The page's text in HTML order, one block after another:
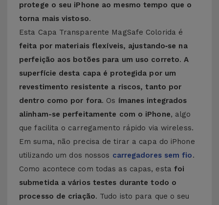
protege o seu iPhone ao mesmo tempo que o
torna mais vistoso.
Esta Capa Transparente MagSafe Colorida é
feita por materiais flexíveis, ajustando‑se na
perfeição aos botões para um uso correto.A
superfície desta capa é protegida por um
revestimento resistente a riscos, tanto por
dentro como por fora. Os ímanes integrados
alinham-se perfeitamente com o iPhone, algo
que facilita o carregamento rápido via wireless.
Em suma, não precisa de tirar a capa do iPhone
utilizando um dos nossos carregadores sem fio.
Como acontece com todas as capas, esta foi
submetida a vários testes durante todo o
processo de criação. Tudo isto para que o seu